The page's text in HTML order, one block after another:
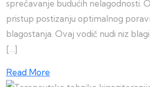
sprečavanje budućih nelagodnosti.
pristup postizanju optimalnog
blagostanja. Ovaj vodič nudi niz
[…]
Read More